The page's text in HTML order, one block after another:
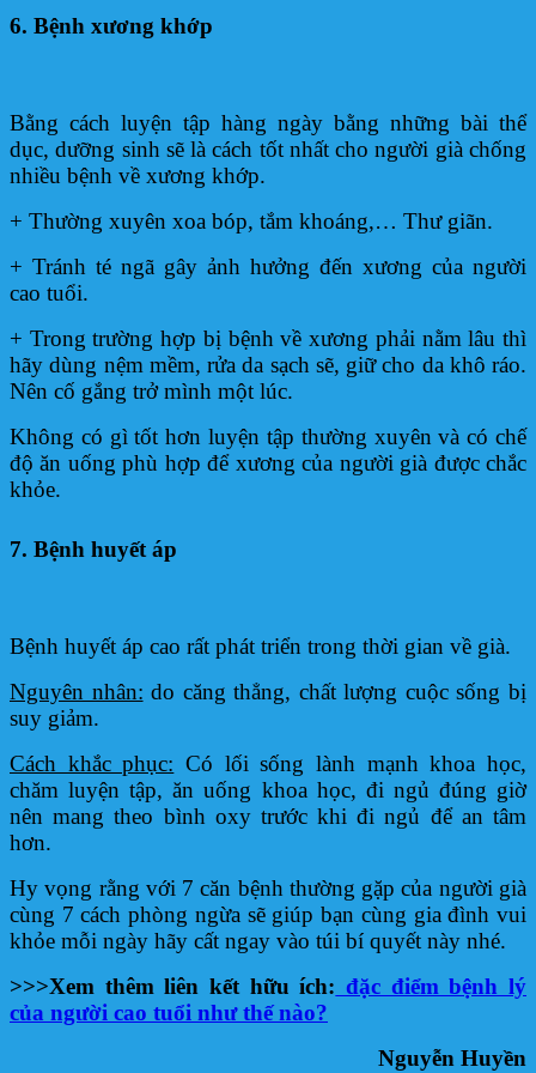
6. Bệnh xương khớp
Bằng cách luyện tập hàng ngày bằng những bài thể
dục, dưỡng sinh sẽ là cách tốt nhất cho người già chống
nhiều bệnh về xương khớp.
+ Thường xuyên xoa bóp, tắm khoáng,… Thư giãn.
+ Tránh té ngã gây ảnh hưởng đến xương của người
cao tuổi.
+ Trong trường hợp bị bệnh về xương phải nằm lâu thì
hãy dùng nệm mềm, rửa da sạch sẽ, giữ cho da khô ráo.
Nên cố gắng trở mình một lúc.
Không có gì tốt hơn luyện tập thường xuyên và có chế
độ ăn uống phù hợp để xương của người già được chắc
khỏe.
7. Bệnh huyết áp
Bệnh huyết áp cao rất phát triển trong thời gian về già.
Nguyên nhân: do căng thẳng, chất lượng cuộc sống bị
suy giảm.
Cách khắc phục: Có lối sống lành mạnh khoa học,
chăm luyện tập, ăn uống khoa học, đi ngủ đúng giờ
nên mang theo bình oxy trước khi đi ngủ để an tâm
hơn.
Hy vọng rằng với 7 căn bệnh thường gặp của người già
cùng 7 cách phòng ngừa sẽ giúp bạn cùng gia đình vui
khỏe mỗi ngày hãy cất ngay vào túi bí quyết này nhé.
>>>Xem thêm liên kết hữu ích: đặc điểm bệnh lý
của người cao tuổi như thế nào?
Nguyễn Huyền